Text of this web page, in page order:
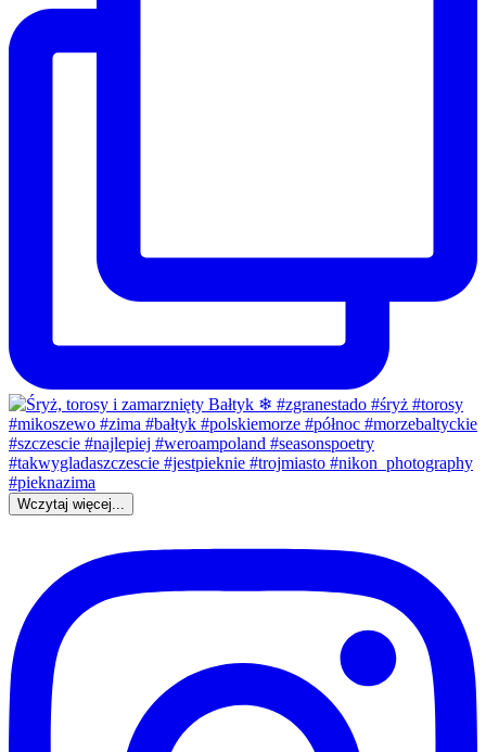
Wczytaj więcej...